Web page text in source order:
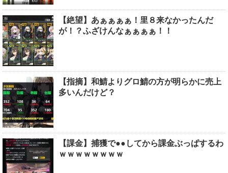
【絶望】あぁぁぁぁ！里８来なかったんだ
が！？ふざけんなぁぁぁぁ！！
【指摘】和鯖よりグロ鯖の方が明らかに売上
多いんだけど？
【課金】捕獲で●●してから課金ぶっぱするわ
ｗｗｗｗｗｗｗｗ